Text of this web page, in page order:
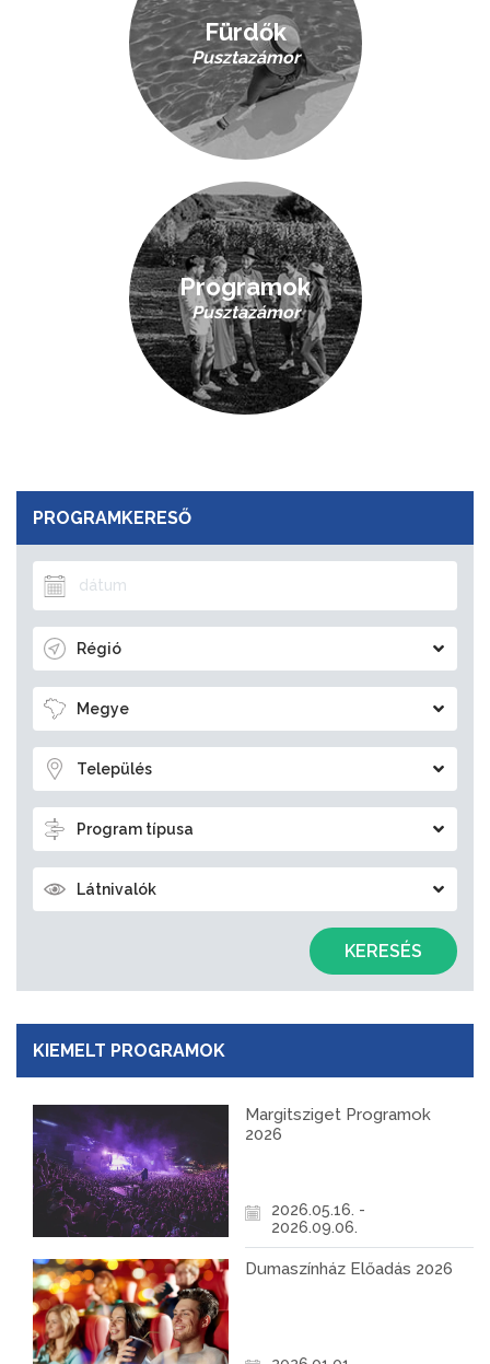
PROGRAMKERESŐ
Régió
Megye
Település
Program típusa
Látnivalók
KERESÉS
KIEMELT PROGRAMOK
Margitsziget Programok
2026
2026.05.16. -
2026.09.06.
Dumaszínház Előadás 2026
Fürdők
Pusztazámor
Programok
Pusztazámor